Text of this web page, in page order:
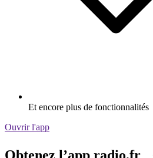
Et encore plus de fonctionnalités
Ouvrir l'app